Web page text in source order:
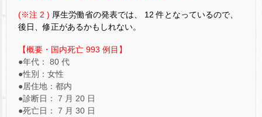
(※注 2 ) 厚生労働省の発表では、 12 件となっているので、
後日、修正があるかもしれない。
【概要・国内死亡 993 例目】
●年代： 80 代
●性別：女性
●居住地：都内
●診断日： 7 月 20 日
●死亡日： 7 月 30 日